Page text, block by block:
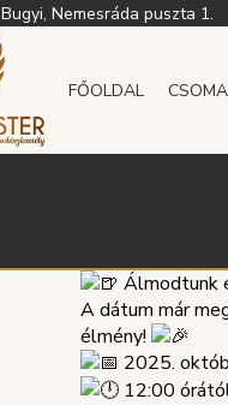
Nemesráda puszta 1.
FŐOLDAL
Álmodtunk
A dátum már
élmény!
2025.
12:00